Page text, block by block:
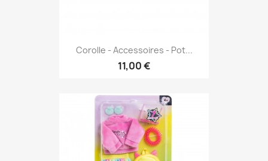
Corolle - Accessoires - Pot...
11,00 €